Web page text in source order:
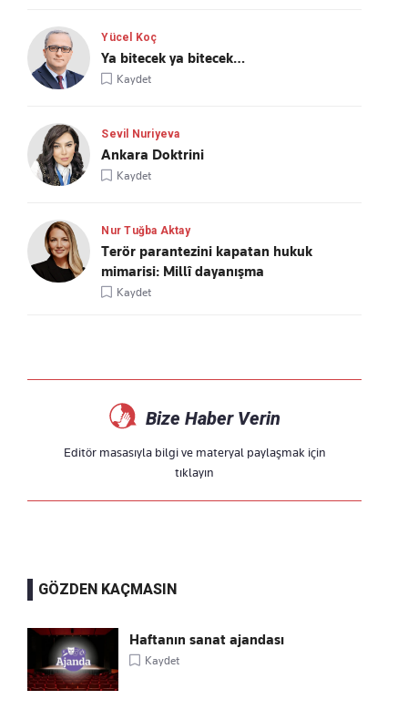
Yücel Koç
Ya bitecek ya bitecek…
Kaydet
Sevil Nuriyeva
Ankara Doktrini
Kaydet
Nur Tuğba Aktay
Terör parantezini kapatan hukuk
mimarisi: Millî dayanışma
Kaydet
Bize Haber Verin
Editör masasıyla bilgi ve materyal paylaşmak için
tıklayın
GÖZDEN KAÇMASIN
Haftanın sanat ajandası
Kaydet